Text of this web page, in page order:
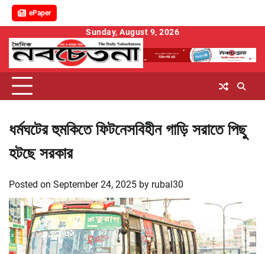
ePaper
content
Sunday, August 9, 2026
ধর্মঘটের হুমকিতে ফিটনেসবিহীন গাড়ি সরাতে পিছু
হটছে সরকার
Posted on September 24, 2025 by rubal30